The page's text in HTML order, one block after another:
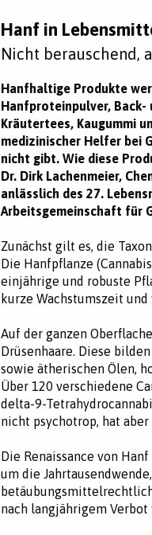
Hanf in
Nicht berauschend,
Hanfhaltige Produkte
Hanfproteinpulver, Back-
Kräutertees, Kaugummi
medizinischer Helfer bei
nicht gibt. Wie diese
Dr. Dirk Lachenmeier,
anlässlich des 27.
Arbeitsgemeinschaft für
Zunächst gilt es, die
Die Hanfpflanze
einjährige und robuste
kurze Wachstumszeit
Auf der ganzen
Drüsenhaare. Diese
sowie ätherischen Ölen,
Über 120 verschiedene
delta-9-
nicht psychotrop, hat
Die Renaissance von
um die
nach langjährigem